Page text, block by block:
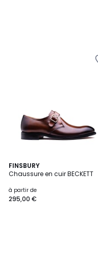
FINSBURY
Chaussure en cuir BECKETT
à partir de
295,00 €